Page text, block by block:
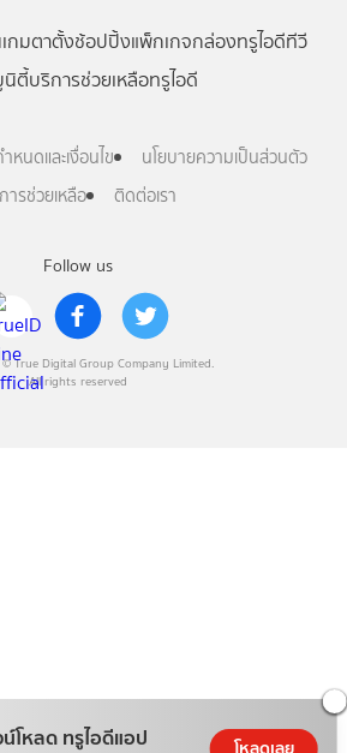
โหลด ทรูไอดีแอป โหลดเลย
Follow us
True Digital Group Company Limited.
All rights reserved
เกมตาตั้งช้อปปิ้งแพ็กเกจกล่องทรูไอดีทีวี
ตี้บริการช่วยเหลือทรูไอดี
หนดและเงื่อนไข
นโยบายความเป็นส่วนตัว
ารช่วยเหลือ
ติดต่อเรา